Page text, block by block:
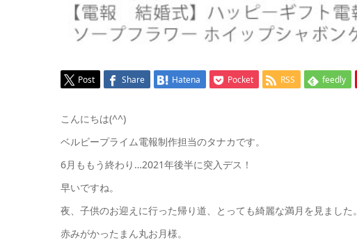
Post Share Hatena Pocket RSS feedly
こんにちは(^^)
ベルビープライム電報制作担当のタナカです。
6月ももう終わり…2021年後半に突入デス！
早いですね。
夜、子供のお迎えに行った帰り道、とっても綺麗な満月を見ました。
赤みがかったまん丸お月様。